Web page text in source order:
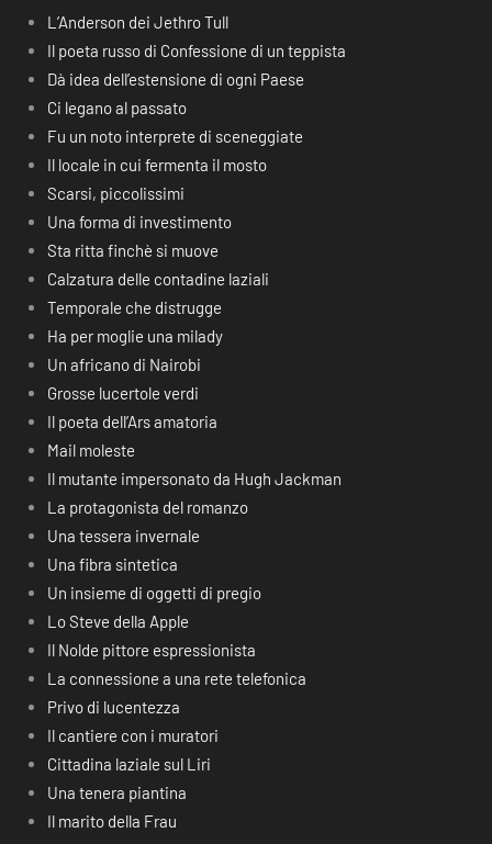
L’Anderson dei Jethro Tull
Il poeta russo di Confessione di un teppista
Dà idea dell’estensione di ogni Paese
Ci legano al passato
Fu un noto interprete di sceneggiate
Il locale in cui fermenta il mosto
Scarsi, piccolissimi
Una forma di investimento
Sta ritta finchè si muove
Calzatura delle contadine laziali
Temporale che distrugge
Ha per moglie una milady
Un africano di Nairobi
Grosse lucertole verdi
Il poeta dell’Ars amatoria
Mail moleste
Il mutante impersonato da Hugh Jackman
La protagonista del romanzo
Una tessera invernale
Una fibra sintetica
Un insieme di oggetti di pregio
Lo Steve della Apple
Il Nolde pittore espressionista
La connessione a una rete telefonica
Privo di lucentezza
Il cantiere con i muratori
Cittadina laziale sul Liri
Una tenera piantina
Il marito della Frau